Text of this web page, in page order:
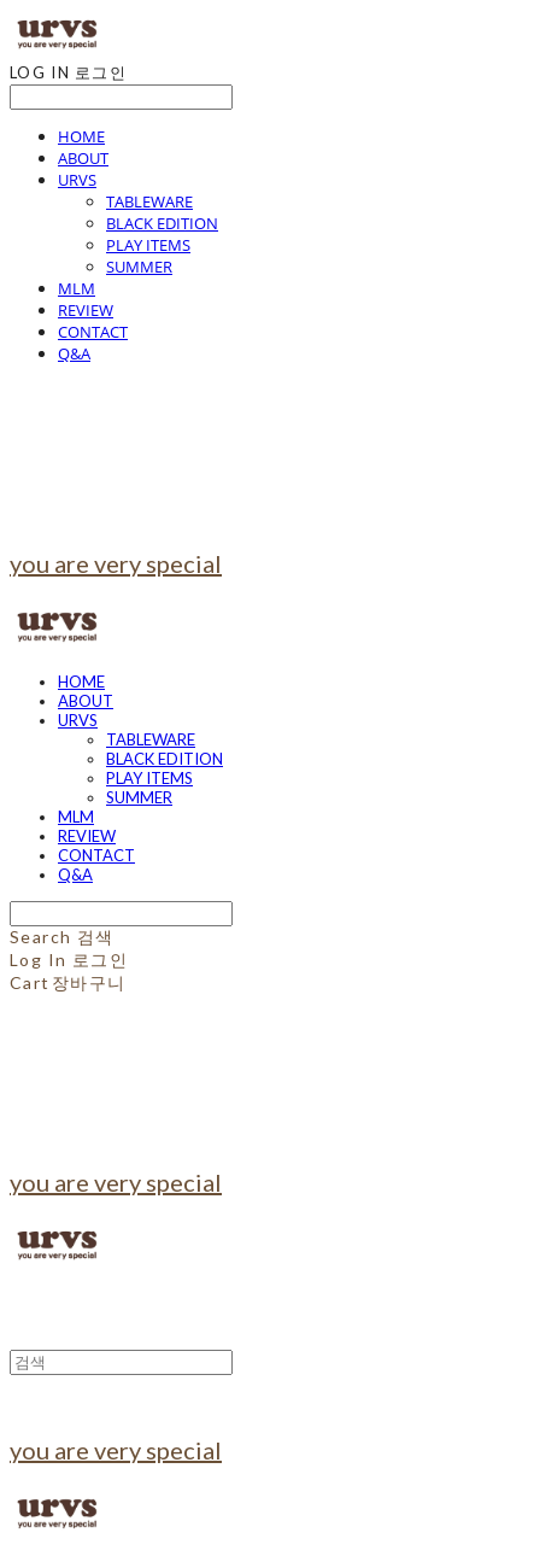
LOG IN 로그인
HOME
ABOUT
URVS
TABLEWARE
BLACK EDITION
PLAY ITEMS
SUMMER
MLM
REVIEW
CONTACT
Q&A
you are very special
HOME
ABOUT
URVS
TABLEWARE
BLACK EDITION
PLAY ITEMS
SUMMER
MLM
REVIEW
CONTACT
Q&A
Search 검색
Log In 로그인
Cart 장바구니
you are very special
you are very special